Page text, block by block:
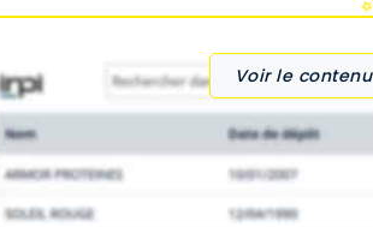
Voir le contenu